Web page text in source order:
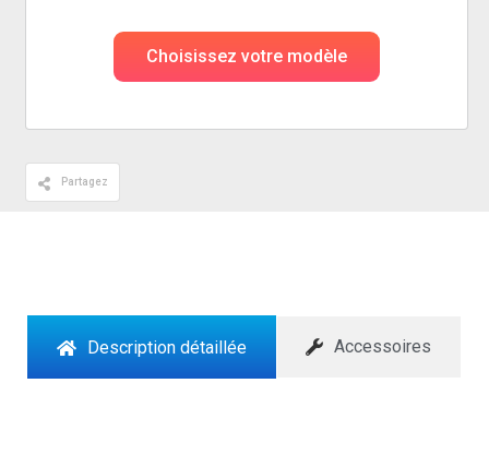
Choisissez votre modèle
Partagez
Description détaillée Accessoires